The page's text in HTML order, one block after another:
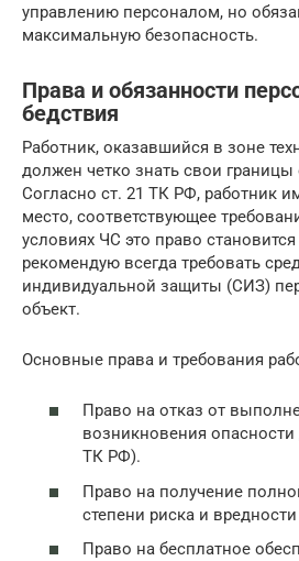
управлению персоналом, но
максимальную безопасность.
Права и обязанности
бедствия
Работник, оказавшийся в зоне
должен четко знать свои границы
Согласно ст. 21 ТК РФ, работник
место, соответствующее
условиях ЧС это право
рекомендую всегда требовать
индивидуальной защиты (СИЗ)
объект.
Основные права и требования
Право на отказ от
возникновения опасности
ТК РФ).
Право на получение
степени риска и
Право на бесплатное